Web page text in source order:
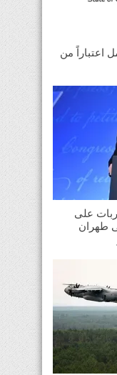
اعتباراً من
على
طهران